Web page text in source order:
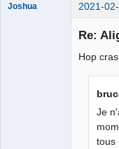
Joshua 2021-
Re:
Hop
Je
tous